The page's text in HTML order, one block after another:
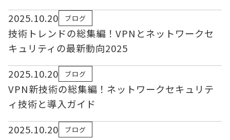
2025.10.20
ブログ
技術トレンドの総集編！VPNとネットワークセ
キュリティの最新動向2025
2025.10.20
ブログ
VPN新技術の総集編！ネットワークセキュリテ
ィ技術と導入ガイド
2025.10.20
ブログ